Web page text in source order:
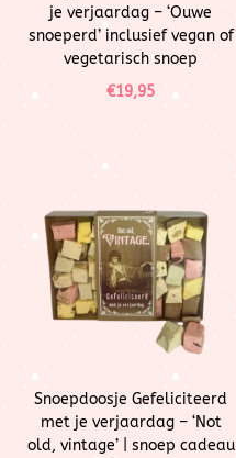
je verjaardag – ‘Ouwe
snoeperd’ inclusief vegan of
vegetarisch snoep
€19,95
Snoepdoosje Gefeliciteerd
met je verjaardag – ‘Not
old, vintage’ | snoep cadeau